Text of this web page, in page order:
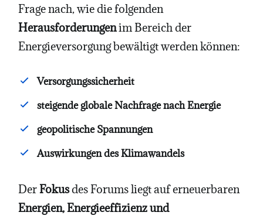
Frage nach, wie die folgenden
Herausforderungenim Bereich der
Energieversorgung bewältigt werden können:
Versorgungssicherheit
steigende globale Nachfrage nach Energie
geopolitische Spannungen
Auswirkungen des Klimawandels
DerFokusdes Forums liegt auf erneuerbaren
Energien, Energieeffizienz und